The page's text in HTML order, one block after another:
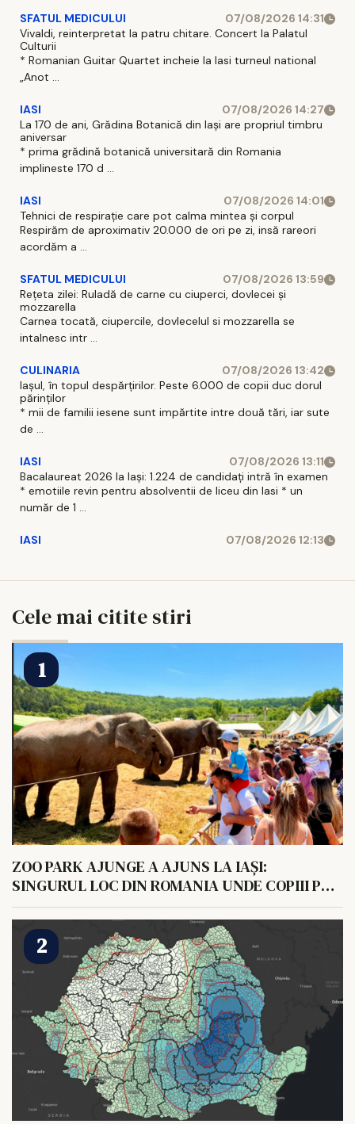
SFATUL MEDICULUI
07/08/2026 14:31
Vivaldi, reinterpretat la patru chitare. Concert la Palatul
Culturii
* Romanian Guitar Quartet incheie la Iasi turneul national
„Anot ...
IASI
07/08/2026 14:27
La 170 de ani, Grădina Botanică din Iași are propriul timbru
aniversar
* prima grădină botanică universitară din Romania
implineste 170 d ...
IASI
07/08/2026 14:01
Tehnici de respirație care pot calma mintea și corpul
Respirăm de aproximativ 20.000 de ori pe zi, insă rareori
acordăm a ...
SFATUL MEDICULUI
07/08/2026 13:59
Rețeta zilei: Ruladă de carne cu ciuperci, dovlecei și
mozzarella
Carnea tocată, ciupercile, dovlecelul si mozzarella se
intalnesc intr ...
CULINARIA
07/08/2026 13:42
Iașul, în topul despărțirilor. Peste 6.000 de copii duc dorul
părinților
* mii de familii iesene sunt impărtite intre două tări, iar sute
de ...
IASI
07/08/2026 13:11
Bacalaureat 2026 la Iași: 1.224 de candidați intră în examen
* emotiile revin pentru absolventii de liceu din Iasi * un
număr de 1 ...
IASI 07/08/2026 12:13
Cele mai citite stiri
ZOO PARK AJUNGE A AJUNS LA IAȘI:
SINGURUL LOC DIN ROMANIA UNDE COPIII POT
HRANI UN ELEFANT